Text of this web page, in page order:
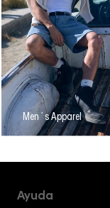
Men´s Apparel
Ayuda